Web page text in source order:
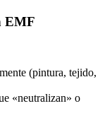
EMF
(pintura, tejido,
«neutralizan» o